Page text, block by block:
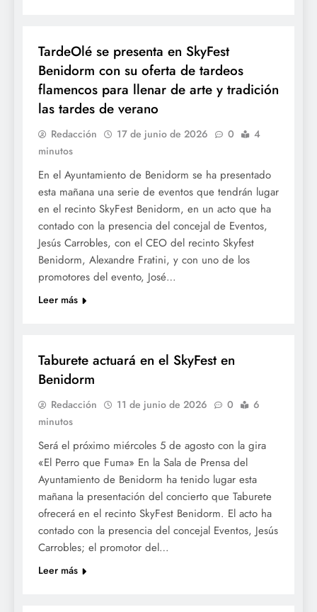
TardeOlé se presenta en SkyFest
Benidorm con su oferta de tardeos
flamencos para llenar de arte y tradición
las tardes de verano
Redacción 17 de junio de 2026 0
4
minutos
En el Ayuntamiento de Benidorm se ha presentado
esta mañana una serie de eventos que tendrán lugar
en el recinto SkyFest Benidorm, en un acto que ha
contado con la presencia del concejal de Eventos,
Jesús Carrobles, con el CEO del recinto Skyfest
Benidorm, Alexandre Fratini, y con uno de los
promotores del evento, José…
Leer más
Taburete actuará en el SkyFest en
Benidorm
Redacción 11 de junio de 2026 0
6
minutos
Será el próximo miércoles 5 de agosto con la gira
«El Perro que Fuma» En la Sala de Prensa del
Ayuntamiento de Benidorm ha tenido lugar esta
mañana la presentación del concierto que Taburete
ofrecerá en el recinto SkyFest Benidorm. El acto ha
contado con la presencia del concejal Eventos, Jesús
Carrobles; el promotor del…
Leer más